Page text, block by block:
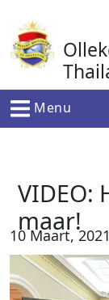
naar
de
inhoud
In
Menu
VIDEO:
maar!
10 Maart, 2021